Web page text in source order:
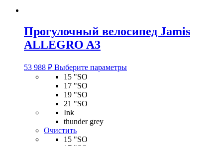
Прогулочный велосипед Jamis
ALLEGRO A3
53 988 ₽ Выберите параметрыЭтот
15 "SO
17 "SO
19 "SO
21 "SO
Ink
thunder grey
Очистить
15 "SO